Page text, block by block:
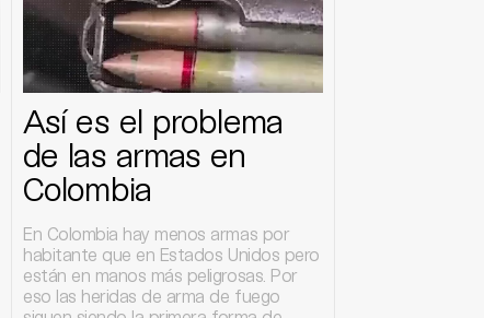
Así es el problema
de las armas en
Colombia
En Colombia hay menos armas por
habitante que en Estados Unidos pero
están en manos más peligrosas. Por
eso las heridas de arma de fuego